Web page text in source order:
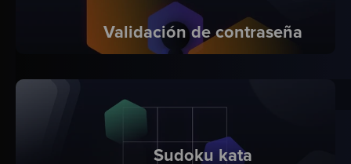
Validación de contraseña
Sudoku kata